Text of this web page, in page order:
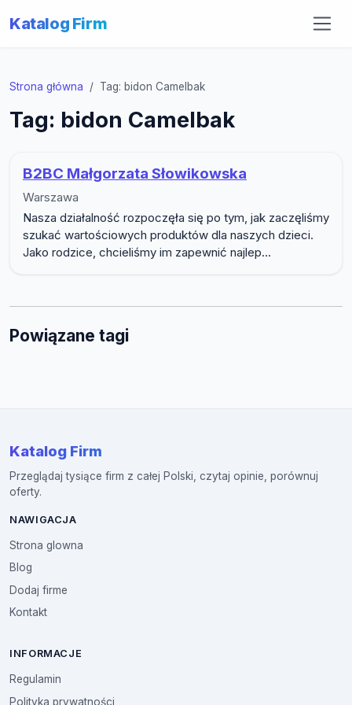
Katalog Firm
Strona główna Tag: bidon Camelbak
Tag: bidon Camelbak
B2BC Małgorzata Słowikowska
Warszawa
Nasza działalność rozpoczęła się po tym, jak zaczęliśmy
szukać wartościowych produktów dla naszych dzieci.
Jako rodzice, chcieliśmy im zapewnić najlep...
Powiązane tagi
Katalog Firm
Przeglądaj tysiące firm z całej Polski, czytaj opinie, porównuj
oferty.
NAWIGACJA
Strona glowna
Blog
Dodaj firme
Kontakt
INFORMACJE
Regulamin
Polityka prywatności